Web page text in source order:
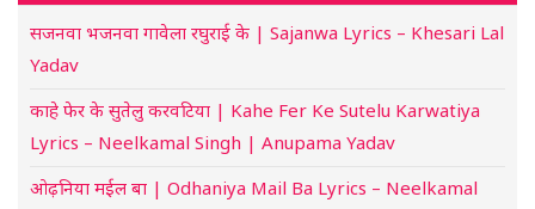
सजनवा भजनवा गावेला रघुराई के | Sajanwa Lyrics – Khesari Lal
Yadav
काहे फेर के सुतेलु करवटिया | Kahe Fer Ke Sutelu Karwatiya
Lyrics – Neelkamal Singh | Anupama Yadav
ओढ़निया मईल बा | Odhaniya Mail Ba Lyrics – Neelkamal